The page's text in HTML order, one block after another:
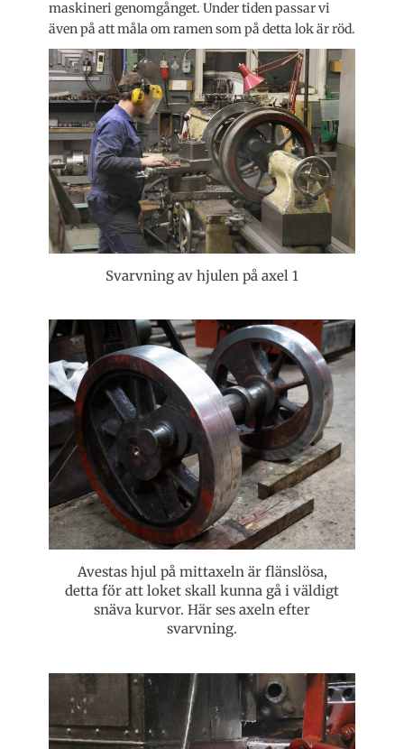
maskineri genomgånget. Under tiden passar vi
även på att måla om ramen som på detta lok är röd.
Svarvning av hjulen på axel 1
Avestas hjul på mittaxeln är flänslösa,
detta för att loket skall kunna gå i väldigt
snäva kurvor. Här ses axeln efter
svarvning.